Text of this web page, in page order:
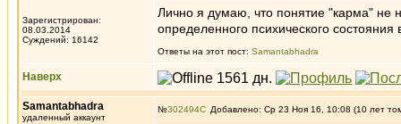
Зарегистрирован:
08.03.2014
Суждений: 16142
Лично я думаю, что понятие "карма" не
определенного психического
Ответы на этот пост: Samantabhadra
Наверх
Samantabhadra
удаленный аккаунт
№302494 Добавлено: Ср 23 Ноя 16, 10:08 (10 лет